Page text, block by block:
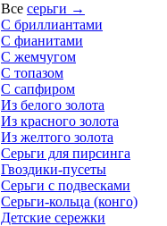
Все серьги →
С бриллиантами
С фианитами
С жемчугом
С топазом
С сапфиром
Из белого золота
Из красного золота
Из желтого золота
Серьги для пирсинга
Гвоздики-пусеты
Серьги с подвесками
Серьги-кольца (конго)
Детские сережки